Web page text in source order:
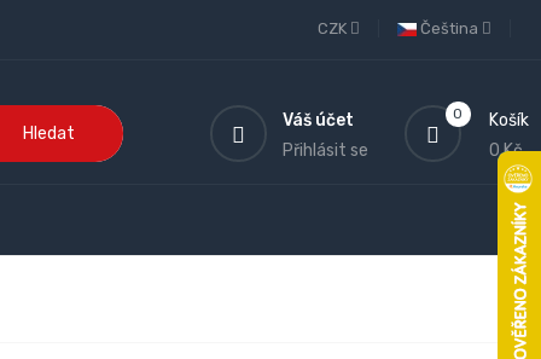
Čeština
CZK
Hledat
0
Košík
0 Kč
Váš účet
Přihlásit se